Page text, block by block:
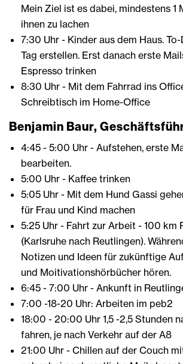
Mein Ziel ist es dabei, mindestens 1
ihnen zu lachen
7:30 Uhr - Kinder aus dem Haus.
Tag erstellen. Erst danach erste
Espresso trinken
8:30 Uhr - Mit dem Fahrrad ins
Schreibtisch im Home-Office
Benjamin Baur,
4:45 - 5:00 Uhr - Aufstehen, erste
bearbeiten.
5:00 Uhr - Kaffee trinken
5:05 Uhr - Mit dem Hund Gassi
für Frau und Kind machen
5:25 Uhr - Fahrt zur Arbeit - 100 km
(Karlsruhe nach Reutlingen).
Notizen und Ideen für zukünftige
und Moitivationshörbücher hören.
6:45 - 7:00 Uhr - Ankunft in
7:00 -18-20 Uhr: Arbeiten im peb2
18:00 - 20:00 Uhr 1,5 -2,5 Stunden
fahren, je nach Verkehr auf der A8
21:00 Uhr - Chillen auf der Couch